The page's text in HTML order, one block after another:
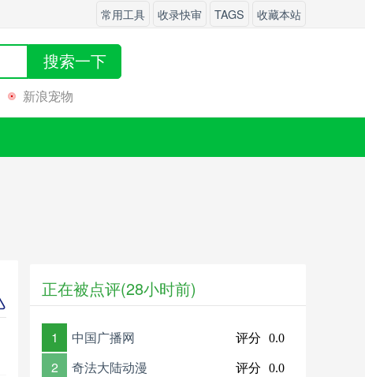
常用工具 收录快审 TAGS 收藏本站
搜索一下
新浪宠物
正在被点评(28小时前)
1 中国广播网 评分 0.0
2 奇法大陆动漫 评分 0.0